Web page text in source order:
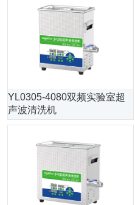
YL0305-4080双频实验室超
声波清洗机